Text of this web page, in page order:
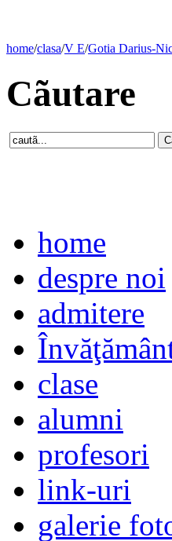
home/clasa/V E/Gotia Darius-
Cãutare
home
despre noi
admitere
clase
alumni
profesori
link-uri
galerie